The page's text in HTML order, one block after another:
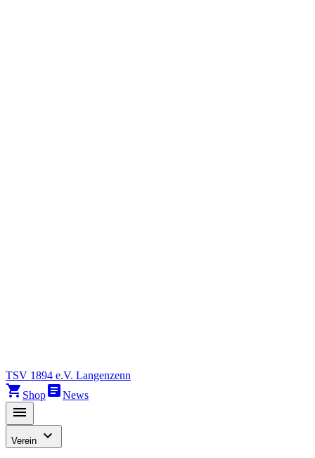
TSV 1894 e.V. Langenzenn
shopping_cart ShoparticleNews
menu
Verein expand_more